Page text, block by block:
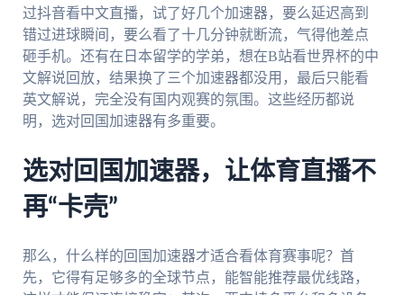
过抖音看中文直播，试了好几个加速器，要么延迟高到
错过进球瞬间，要么看了十几分钟就断流，气得他差点
砸手机。还有在日本留学的学弟，想在B站看世界杯的中
文解说回放，结果换了三个加速器都没用，最后只能看
英文解说，完全没有国内观赛的氛围。这些经历都说
明，选对回国加速器有多重要。
选对回国加速器，让体育直播不
再“卡壳”
那么，什么样的回国加速器才适合看体育赛事呢？首
先，它得有足够多的全球节点，能智能推荐最优线路，